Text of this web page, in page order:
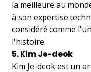
la meilleure au
à son expertise
considéré comme
l'histoire.
5. Kim Je-deok
Kim Je-deok est un